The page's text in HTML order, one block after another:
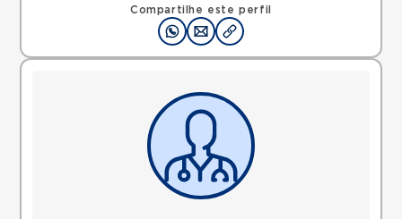
Compartilhe este perfil